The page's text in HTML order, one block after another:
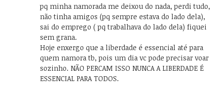
pq minha namorada me deixou do nada, perdi tudo,
não tinha amigos (pq sempre estava do lado dela),
sai do emprego ( pq trabalhava do lado dela) fiquei
sem grana.
Hoje enxergo que a liberdade é essencial até para
quem namora tb, pois um dia vc pode precisar voar
sozinho. NÃO PERCAM ISSO NUNCA A LIBERDADE É
ESSENCIAL PARA TODOS.